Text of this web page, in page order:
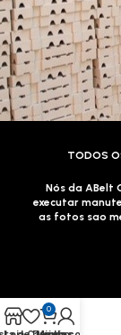
TODOS
Nós da ABelt
executar
as fotos sao
0